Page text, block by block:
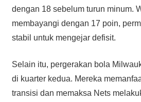
dengan 18 sebelum turun minum.
membayangi dengan 17 poin,
stabil untuk mengejar defisit.
Selain itu, pergerakan bola
di kuarter kedua. Mereka
transisi dan memaksa Nets